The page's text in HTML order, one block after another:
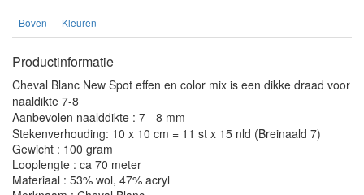
Boven Kleuren
Productinformatie
Cheval Blanc New Spot effen en color mix is een dikke draad voor
naaldikte 7-8
Aanbevolen naalddikte : 7 - 8 mm
Stekenverhouding: 10 x 10 cm = 11 st x 15 nld (Breinaald 7)
Gewicht : 100 gram
Looplengte : ca 70 meter
Materiaal : 53% wol, 47% acryl